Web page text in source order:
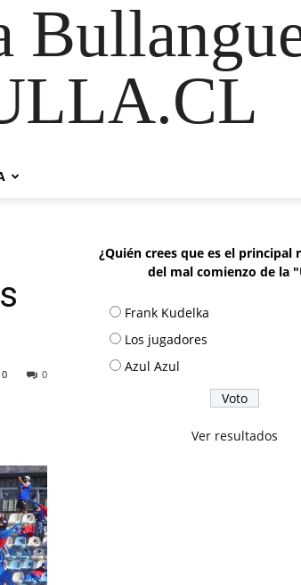
0
¿Quién crees que es el principal
del mal comienzo de la
Frank Kudelka
Los jugadores
Azul Azul
Ver resultados